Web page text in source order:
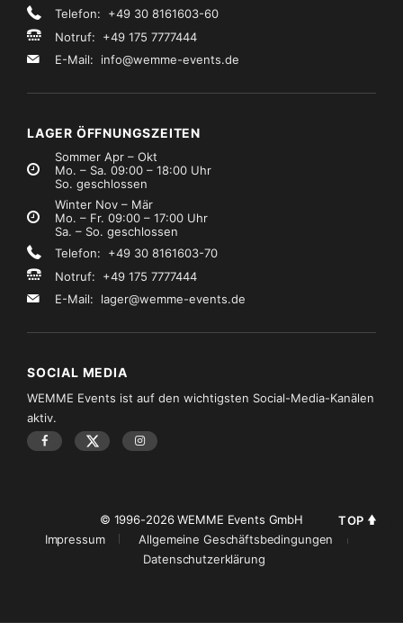
Telefon: +49 30 8161603-60
Notruf: +49 175 7777444
E-Mail: info@wemme-events.de
LAGER ÖFFNUNGSZEITEN
Sommer Apr – Okt
Mo. – Sa. 09:00 – 18:00 Uhr
So. geschlossen
Winter Nov – Mär
Mo. – Fr. 09:00 – 17:00 Uhr
Sa. – So. geschlossen
Telefon: +49 30 8161603-70
Notruf: +49 175 7777444
E-Mail: lager@wemme-events.de
SOCIAL MEDIA
WEMME Events ist auf den wichtigsten Social-Media-Kanälen
aktiv.
© 1996-2026 WEMME Events GmbH
Impressum
Allgemeine Geschäftsbedingungen
Datenschutzerklärung
TOP